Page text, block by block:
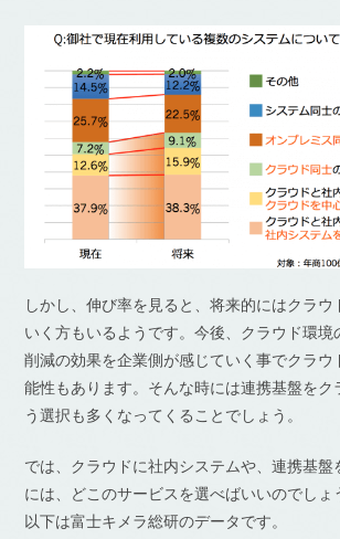
しかし、伸び率を見ると、将来的にはクラウ
いく方もいるようです。今後、クラウド環境
削減の効果を企業側が感じていく事でクラウ
能性もあります。そんな時には連携基盤をク
う選択も多くなってくることでしょう。
では、クラウドに社内システムや、連携基盤
には、どこのサービスを選べばいいのでしょ
以下は富士キメラ総研のデータです。